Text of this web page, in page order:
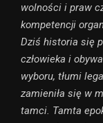
wolności i praw
kompetencji
Dziś historia się
człowieka i
wyboru, tłumi
zamieniła się w
tamci. Tamta